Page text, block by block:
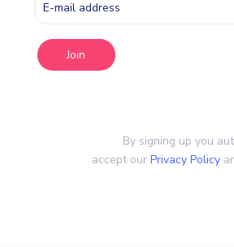
By signing up you
accept our Privacy Policy